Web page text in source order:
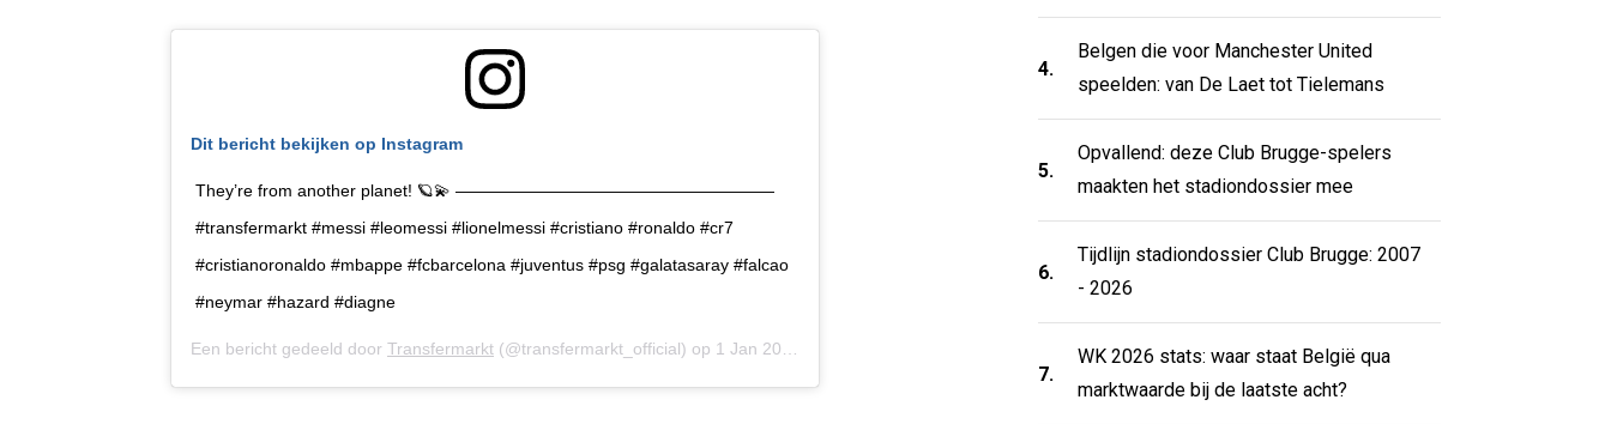
Dit bericht bekijken op Instagram
They’re from another planet! 🪐💫 ———————————————————
#transfermarkt #messi #leomessi #lionelmessi #cristiano #ronaldo #cr7
#cristianoronaldo #mbappe #fcbarcelona #juventus #psg #galatasaray #falcao
#neymar #hazard #diagne
Een bericht gedeeld door Transfermarkt (@transfermarkt_official) op 1 Jan 2020 om 7:01 (PST)
4.
Belgen die voor Manchester United
speelden: van De Laet tot Tielemans
5.
Opvallend: deze Club Brugge-spelers
maakten het stadiondossier mee
6.
Tijdlijn stadiondossier Club Brugge: 2007
- 2026
7.
WK 2026 stats: waar staat België qua
marktwaarde bij de laatste acht?